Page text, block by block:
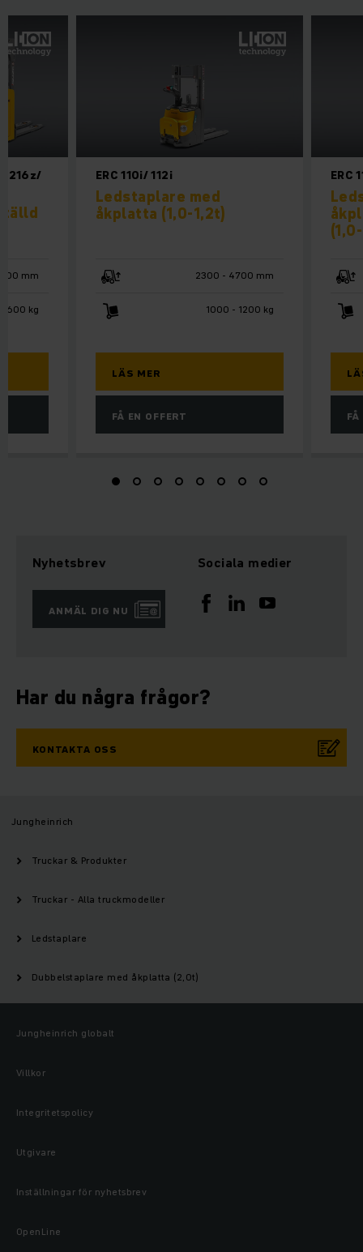
ERC 110i/ 112i
Ledstaplare med
åkplatta (1,0-1,2t)
2300 - 4700 mm
1000 - 1200 kg
LÄS MER
FÅ EN OFFERT
ERC
216z/
mm
kg
Nyhetsbrev
ANMÄL DIG NU
Sociala medier
Har du några frågor?
KONTAKTA OSS
Jungheinrich
Truckar & Produkter
Truckar - Alla truckmodeller
Ledstaplare
Dubbelstaplare med åkplatta (2,0t)
Jungheinrich globalt
Villkor
Integritetspolicy
Utgivare
Inställningar för nyhetsbrev
OpenLine